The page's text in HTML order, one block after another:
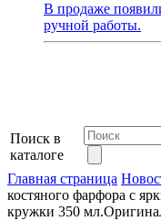
В продаже
ручной работы.
Поиск в
каталоге
Главная страница
костяного фарфора с
кружки 350